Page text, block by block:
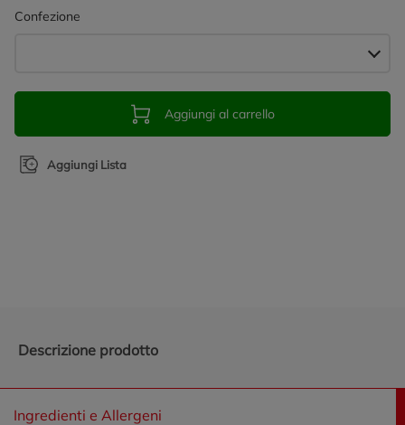
Confezione
Aggiungi al carrello
Aggiungi Lista
Descrizione prodotto
Ingredienti e Allergeni